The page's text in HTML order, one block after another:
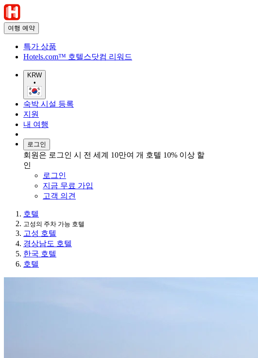
여행 예약
특가 상품
Hotels.com™ 호텔스닷컴 리워드
KRW
•
숙박 시설 등록
지원
내 여행
로그인
회원은 로그인 시 전 세계 10만여 개 호텔 10% 이상 할
인
로그인
지금 무료 가입
고객 의견
호텔
고성의 주차 가능 호텔
고성 호텔
경상남도 호텔
한국 호텔
호텔